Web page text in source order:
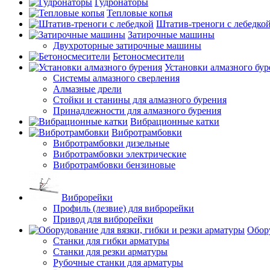
Гудронаторы
Тепловые копья
Штатив-треноги с лебедкой
Затирочные машины
Двухроторные затирочные машины
Бетоносмесители
Установки алмазного
Системы алмазного сверления
Алмазные дрели
Стойки и станины для алмазного бурения
Принадлежности для алмазного бурения
Вибрационные катки
Вибротрамбовки
Вибротрамбовки дизельные
Вибротрамбовки электрические
Вибротрамбовки бензиновые
Виброрейки
Профиль (лезвие) для виброрейки
Привод для виброрейки
Станки для гибки арматуры
Станки для резки арматуры
Рубочные станки для арматуры